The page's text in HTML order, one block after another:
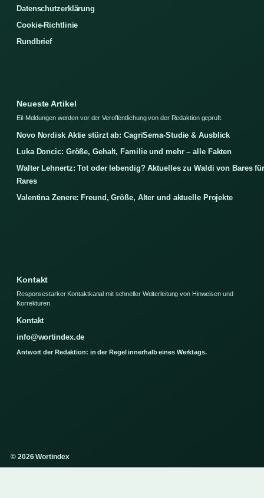
Datenschutzerklärung
Cookie-Richtlinie
Rundbrief
Neueste Artikel
Eil-Meldungen werden vor der Veroffentlichung von der Redaktion gepruft.
Novo Nordisk Aktie stürzt ab: CagriSema-Studie & Ausblick
Luka Doncic: Größe, Gehalt, Familie und mehr – alle Fakten
Walter Lehnertz: Tot oder lebendig? Aktuelles zu Waldi von Bares
Rares
Valentina Zenere: Freund, Größe, Alter und aktuelle Projekte
Kontakt
Responsestarker Kontaktkanal mit schneller Weiterleitung von Hinweisen und
Korrekturen.
Kontakt
info@wortindex.de
Antwort der Redaktion: in der Regel innerhalb eines Werktags.
© 2026 Wortindex